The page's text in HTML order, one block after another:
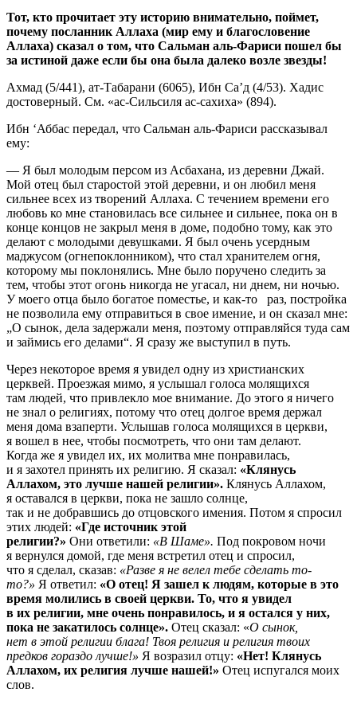
Тот, кто прочитает эту историю внимательно, поймет,
почему посланник Аллаха (мир ему и благословение
Аллаха) сказал о том, что Сальман аль-Фариси пошел бы
за истиной даже если бы она была далеко возле звезды!
Ахмад (5/441), ат-Табарани (6065), Ибн Са’д (4/53). Хадис
достоверный. См. «ас-Сильсиля ас-сахиха» (894).
Ибн ‘Аббас передал, что Сальман аль-Фариси рассказывал
ему:
— Я был молодым персом из Асбахана, из деревни Джай.
Мой отец был старостой этой деревни, и он любил меня
сильнее всех из творений Аллаха. С течением времени его
любовь ко мне становилась все сильнее и сильнее, пока он в
конце концов не закрыл меня в доме, подобно тому, как это
делают с молодыми девушками. Я был очень усердным
маджусом (огнепоклонником), что стал хранителем огня,
которому мы поклонялись. Мне было поручено следить за
тем, чтобы этот огонь никогда не угасал, ни днем, ни ночью.
У моего отца было богатое поместье, и как-то раз, постройка
не позволила ему отправиться в свое имение, и он сказал мне:
„О сынок, дела задержали меня, поэтому отправляйся туда сам
и займись его делами“. Я сразу же выступил в путь.
Через некоторое время я увидел одну из христианских
церквей. Проезжая мимо, я услышал голоса молящихся
там людей, что привлекло мое внимание. До этого я ничего
не знал о религиях, потому что отец долгое время держал
меня дома взаперти. Услышав голоса молящихся в церкви,
я вошел в нее, чтобы посмотреть, что они там делают.
Когда же я увидел их, их молитва мне понравилась,
и я захотел принять их религию. Я сказал: «Клянусь
Аллахом, это лучше нашей религии». Клянусь Аллахом,
я оставался в церкви, пока не зашло солнце,
так и не добравшись до отцовского имения. Потом я спросил
этих людей: «Где источник этой
религии?» Они ответили: «В Шаме». Под покровом ночи
я вернулся домой, где меня встретил отец и спросил,
что я сделал, сказав: «Разве я не велел тебе сделать то-
то?» Я ответил: «О отец! Я зашел к людям, которые в это
время молились в своей церкви. То, что я увидел
в их религии, мне очень понравилось, и я остался у них,
пока не закатилось солнце». Отец сказал: «О сынок,
нет в этой религии блага! Твоя религия и религия твоих
предков гораздо лучше!» Я возразил отцу: «Нет! Клянусь
Аллахом, их религия лучше нашей!» Отец испугался моих
слов.